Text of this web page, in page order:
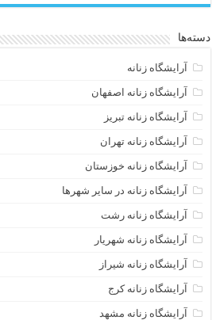
دسته‌ها
آرایشگاه زنانه
آرایشگاه زنانه اصفهان
آرایشگاه زنانه تبریز
آرایشگاه زنانه تهران
آرایشگاه زنانه خوزستان
آرایشگاه زنانه در سایر شهرها
آرایشگاه زنانه رشت
آرایشگاه زنانه شهریار
آرایشگاه زنانه شیراز
آرایشگاه زنانه کرج
آرایشگاه زنانه مشهد